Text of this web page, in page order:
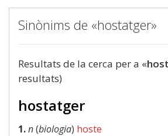
Sinònims de «hostatger»
Resultats de la cerca per a «
resultats)
hostatger
1.n(biologia) hoste